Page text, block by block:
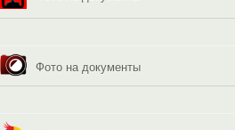
Фото на документы